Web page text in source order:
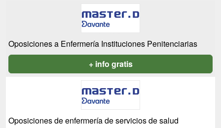
Oposiciones a Enfermería Instituciones Penitenciarias
+ info gratis
Oposiciones de enfermería de servicios de salud